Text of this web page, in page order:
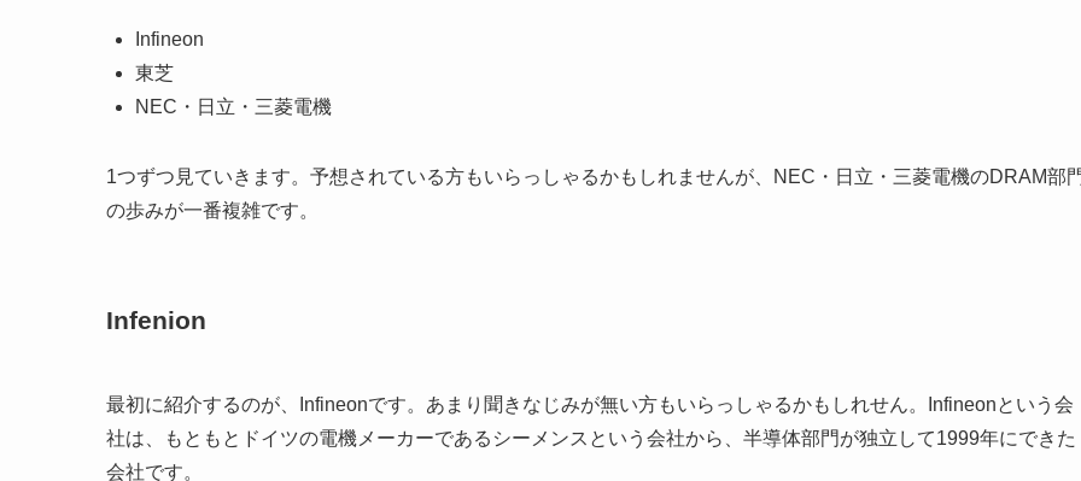
Infineon
東芝
NEC・日立・三菱電機
1つずつ見ていきます。予想されている方もいらっしゃるかもしれませんが、NEC・日立・三菱電機のDRAM部
の歩みが一番複雑です。
Infenion
最初に紹介するのが、Infineonです。あまり聞きなじみが無い方もいらっしゃるかもしれせん。Infineonという会
社は、もともとドイツの電機メーカーであるシーメンスという会社から、半導体部門が独立して1999年にできた
会社です。